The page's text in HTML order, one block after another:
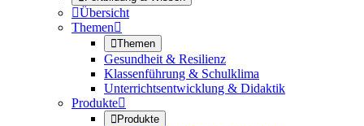
Übersicht
Themen
Themen
Gesundheit & Resilienz
Klassenführung & Schulklima
Unterrichtsentwicklung & Didaktik
Produkte
Produkte